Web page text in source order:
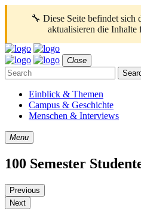
🔧 Diese Seite befindet sich
aktualisieren die Inhalte
Close
Einblick & Themen
Campus & Geschichte
Menschen & Interviews
Menu
100 Semester
Previous
Next